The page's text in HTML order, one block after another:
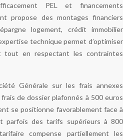
PEL et financements
propose des montages financiers
logement, crédit immobilier
technique permet d’optimiser
tout en respectant les contraintes
Générale sur les frais annexes
de dossier plafonnés à 500 euros
se positionne favorablement face à
parfois des tarifs supérieurs à 800
compense partiellement les